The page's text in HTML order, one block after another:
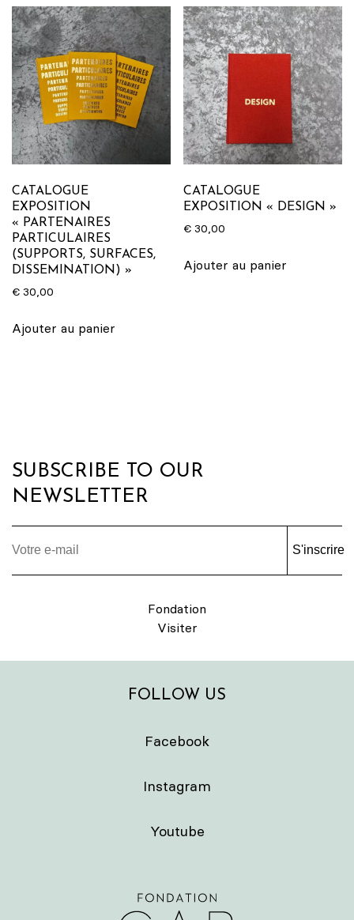
CATALOGUE
EXPOSITION
« PARTENAIRES
PARTICULAIRES
(SUPPORTS, SURFACES,
DISSEMINATION) »
€ 30,00
Ajouter au panier
CATALOGUE
EXPOSITION « DESIGN »
€ 30,00
Ajouter au panier
SUBSCRIBE TO OUR
NEWSLETTER
S'inscrire
Fondation
Visiter
FOLLOW US
Facebook
Instagram
Youtube